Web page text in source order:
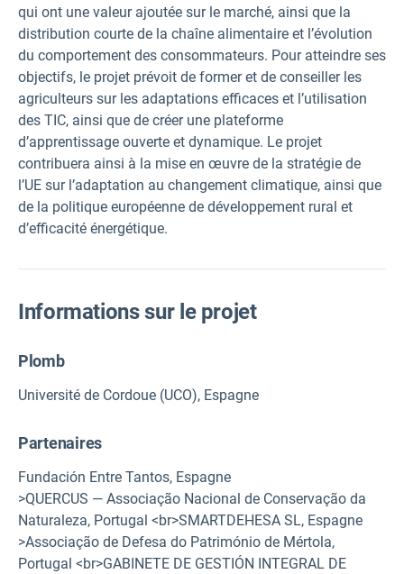
qui ont une valeur ajoutée sur le marché, ainsi que la
distribution courte de la chaîne alimentaire et l’évolution
du comportement des consommateurs. Pour atteindre ses
objectifs, le projet prévoit de former et de conseiller les
agriculteurs sur les adaptations efficaces et l’utilisation
des TIC, ainsi que de créer une plateforme
d’apprentissage ouverte et dynamique. Le projet
contribuera ainsi à la mise en œuvre de la stratégie de
l’UE sur l’adaptation au changement climatique, ainsi que
de la politique européenne de développement rural et
d’efficacité énergétique.
Informations sur le projet
Plomb
Université de Cordoue (UCO), Espagne
Partenaires
Fundación Entre Tantos, Espagne
>QUERCUS — Associação Nacional de Conservação da
Naturaleza, Portugal <br>SMARTDEHESA SL, Espagne
>Associação de Defesa do Património de Mértola,
Portugal <br>GABINETE DE GESTIÓN INTEGRAL DE